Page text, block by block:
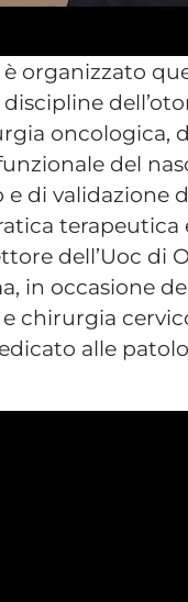
è organizzato
oncologica,
del
di validazione
dell’Uoc di
in occasione
chirurgia
alle